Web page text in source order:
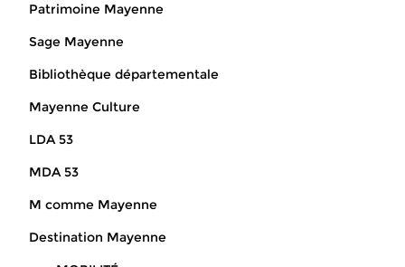
Patrimoine Mayenne
Sage Mayenne
Bibliothèque départementale
Mayenne Culture
LDA 53
MDA 53
M comme Mayenne
Destination Mayenne